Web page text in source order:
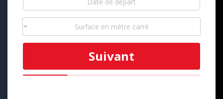
Surface en mètre carré
Suivant